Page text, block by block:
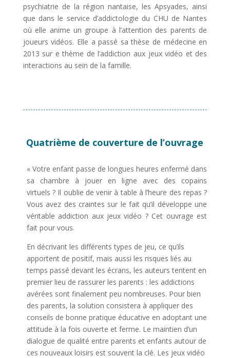
psychiatrie de la région nantaise, les Apsyades, ainsi
que dans le service d’addictologie du CHU de Nantes
où elle anime un groupe à l’attention des parents de
joueurs vidéos. Elle a passé sa thèse de médecine en
2013 sur e thème de l’addiction aux jeux vidéo et des
interactions au sein de la famille.
Quatrième de couverture de l’ouvrage
« Votre enfant passe de longues heures enfermé dans
sa chambre à jouer en ligne avec des copains
virtuels ? Il oublie de venir à table à l’heure des repas ?
Vous avez des craintes sur le fait qu’il développe une
véritable addiction aux jeux vidéo ? Cet ouvrage est
fait pour vous.
En décrivant les différents types de jeu, ce qu’ils
apportent de positif, mais aussi les risques liés au
temps passé devant les écrans, les auteurs tentent en
premier lieu de rassurer les parents : les addictions
avérées sont finalement peu nombreuses. Pour bien
des parents, la solution consistera à appliquer des
conseils de bonne pratique éducative en adoptant une
attitude à la fois ouverte et ferme. Le maintien d’un
dialogue de qualité entre parents et enfants autour de
ces nouveaux loisirs est souvent la clé. Les jeux vidéo